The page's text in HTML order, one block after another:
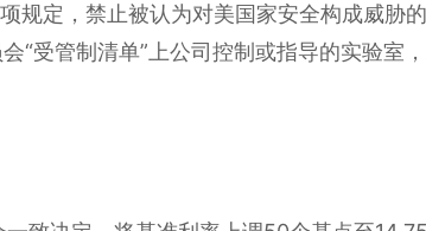
规定，禁止被认为对美国家安全构成威胁
“受管制清单”上公司控制或指导的实验室